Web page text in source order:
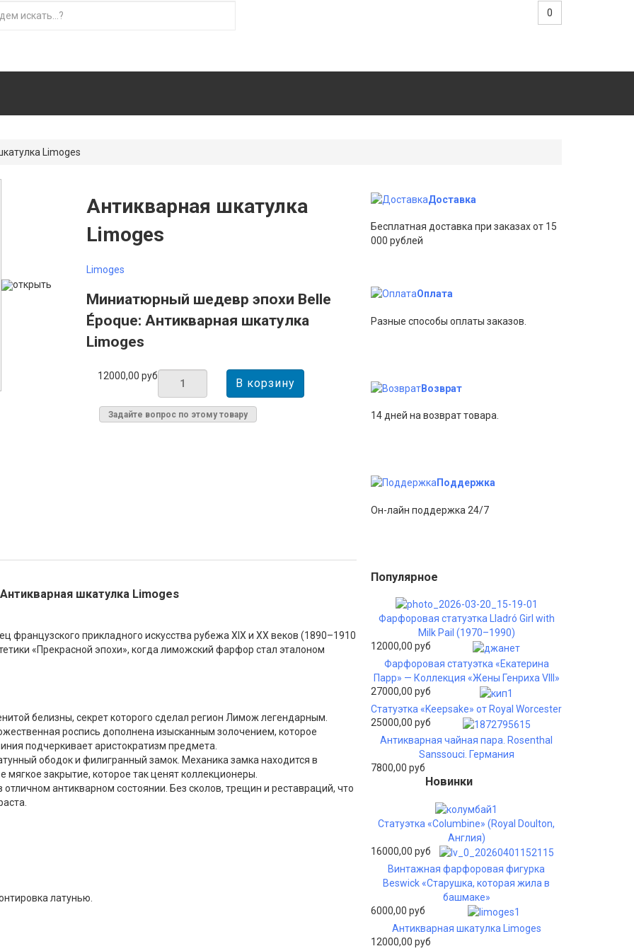
0
Limoges
открыть
Антикварная шкатулка
Limoges
Limoges
Миниатюрный шедевр эпохи Belle
Époque: Антикварная шкатулка
Limoges
12000,00 руб
Задайте вопрос по этому товару
шкатулка Limoges
прикладного искусства рубежа XIX и XX веков (1890–1910
«Прекрасной эпохи», когда лиможский фарфор стал эталоном
белизны, секрет которого сделал регион Лимож легендарным.
роспись дополнена изысканным золочением, которое
подчеркивает аристократизм предмета.
ободок и филигранный замок. Механика замка находится в
закрытие, которое так ценят коллекционеры.
антикварном состоянии. Без сколов, трещин и реставраций, что
латунью.
Доставка
Бесплатная доставка при заказах от 15
000 рублей
Оплата
Разные способы оплаты заказов.
Возврат
14 дней на возврат товара.
Поддержка
Он-лайн поддержка 24/7
Популярное
Фарфоровая статуэтка Lladró Girl with
Milk Pail (1970–1990)
12000,00 руб
Фарфоровая статуэтка «Екатерина
Парр» — Коллекция «Жены Генриха VIII»
27000,00 руб
Статуэтка «Keepsake» от Royal Worcester
25000,00 руб
Антикварная чайная пара. Rosenthal
Sanssouci. Германия
7800,00 руб
Новинки
Статуэтка «Columbine» (Royal Doulton,
Англия)
16000,00 руб
Винтажная фарфоровая фигурка
Beswick «Старушка, которая жила в
башмаке»
6000,00 руб
Антикварная шкатулка Limoges
12000,00 руб